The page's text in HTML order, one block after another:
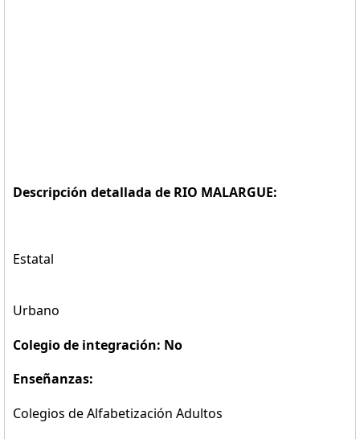
Descripción detallada de RIO MALARGUE:
Estatal
Urbano
Colegio de integración: No
Enseñanzas:
Colegios de Alfabetización Adultos